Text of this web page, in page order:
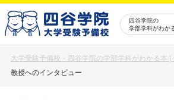
四谷学院の
学部学科がわか
大学受験予備校・四谷学院の学部学科がわかる本 |
教授へのインタビュー